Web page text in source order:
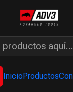
InicioProductos
PARTIR DE COMPRAS
VIÉ. DE 7 A 16 HS.
INSUMOS
SIERRAS